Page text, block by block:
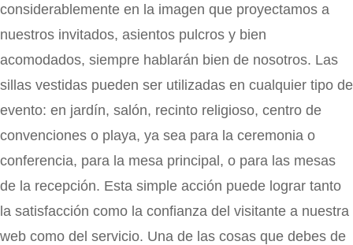
considerablemente en la imagen que proyectamos a
nuestros invitados, asientos pulcros y bien
acomodados, siempre hablarán bien de nosotros. Las
sillas vestidas pueden ser utilizadas en cualquier tipo de
evento: en jardín, salón, recinto religioso, centro de
convenciones o playa, ya sea para la ceremonia o
conferencia, para la mesa principal, o para las mesas
de la recepción. Esta simple acción puede lograr tanto
la satisfacción como la confianza del visitante a nuestra
web como del servicio. Una de las cosas que debes de